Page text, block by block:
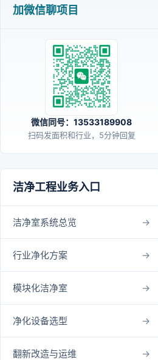
加微信聊项目
微信同号：13533189908
扫码发面积和行业，5分钟回复
洁净工程业务入口
洁净室系统总览
行业净化方案
模块化洁净室
净化设备选型
翻新改造与运维